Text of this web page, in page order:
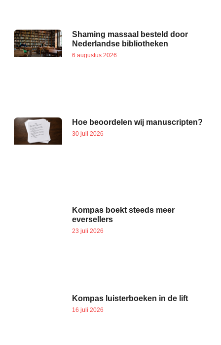
Shaming massaal besteld door
Nederlandse bibliotheken
6 augustus 2026
Hoe beoordelen wij manuscripten?
30 juli 2026
Kompas boekt steeds meer
eversellers
23 juli 2026
Kompas luisterboeken in de lift
16 juli 2026